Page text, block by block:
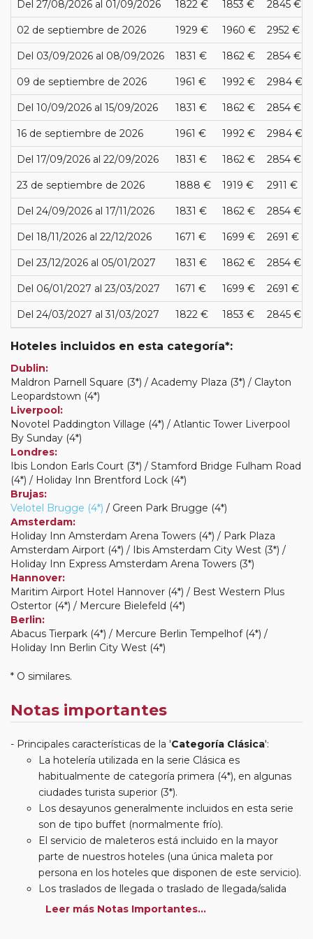
Del 27/08/2026 al 01/09/2026 1822 € 1853 € 2845 €
02 de septiembre de 2026 1929 € 1960 € 2952 €
Del 03/09/2026 al 08/09/2026 1831 € 1862 € 2854 €
09 de septiembre de 2026 1961 € 1992 € 2984 €
Del 10/09/2026 al 15/09/2026 1831 € 1862 € 2854 €
16 de septiembre de 2026 1961 € 1992 € 2984 €
Del 17/09/2026 al 22/09/2026 1831 € 1862 € 2854 €
23 de septiembre de 2026 1888 € 1919 € 2911 €
Del 24/09/2026 al 17/11/2026 1831 € 1862 € 2854 €
Del 18/11/2026 al 22/12/2026 1671 € 1699 € 2691 €
Del 23/12/2026 al 05/01/2027 1831 € 1862 € 2854 €
Del 06/01/2027 al 23/03/2027 1671 € 1699 € 2691 €
Del 24/03/2027 al 31/03/2027 1822 € 1853 € 2845 €
Hoteles incluidos en esta categoría*:
Dublin:
Maldron Parnell Square (3*) / Academy Plaza (3*) / Clayton
Leopardstown (4*)
Liverpool:
Novotel Paddington Village (4*) / Atlantic Tower Liverpool
By Sunday (4*)
Londres:
Ibis London Earls Court (3*) / Stamford Bridge Fulham Road
(4*) / Holiday Inn Brentford Lock (4*)
Brujas:
Velotel Brugge (4*) / Green Park Brugge (4*)
Amsterdam:
Holiday Inn Amsterdam Arena Towers (4*) / Park Plaza
Amsterdam Airport (4*) / Ibis Amsterdam City West (3*) /
Holiday Inn Express Amsterdam Arena Towers (3*)
Hannover:
Maritim Airport Hotel Hannover (4*) / Best Western Plus
Ostertor (4*) / Mercure Bielefeld (4*)
Berlin:
Abacus Tierpark (4*) / Mercure Berlin Tempelhof (4*) /
Holiday Inn Berlin City West (4*)
* O similares.
Notas importantes
Principales características de la 'Categoría Clásica':
La hotelería utilizada en la serie Clásica es
habitualmente de categoría primera (4*), en algunas
ciudades turista superior (3*).
Los desayunos generalmente incluidos en esta serie
son de tipo buffet (normalmente frío).
El servicio de maleteros está incluido en la mayor
parte de nuestros hoteles (una única maleta por
persona en los hoteles que disponen de este servicio).
Los traslados de llegada o traslado de llegada/salida
estarán incluidos según itinerario.
Leer más Notas Importantes...